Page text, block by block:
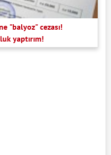
"balyoz" cezası!
yaptırım!